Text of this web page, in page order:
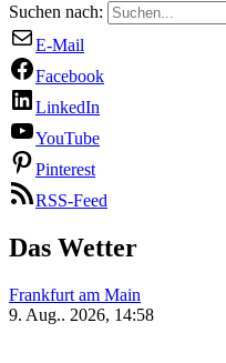
Suchen nach:
E-Mail
Facebook
LinkedIn
YouTube
Pinterest
RSS-Feed
Das Wetter
Frankfurt am Main
9. Aug.. 2026, 14:58